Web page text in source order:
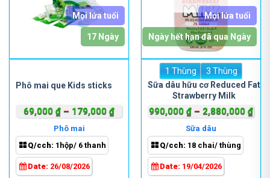
Phô mai que Kids sticks
69,000 ₫ – 179,000 ₫Khoảng
69,000 ₫
Phô mai
Q/cch: 1hộp/ 6 thanh
Date: 26/08/2026
Mọi lứa tuổi
17 Ngày
phẩm
có
nhiều
biến
thể.
Các
tùy
1 Thùng
3 Thùng
Sữa dâu hữu cơ Reduced Fat
Strawberry Milk
990,000 ₫ – 2,880,000 ₫
Sữa dâu
Q/cch: 18 chai/ thùng
Date: 19/04/2026
Mọi lứa tuổi
Ngày hết hạn đã qua Ngày
Sản
phẩm
này
có
nhiều
biến
thể.
Các
tùy